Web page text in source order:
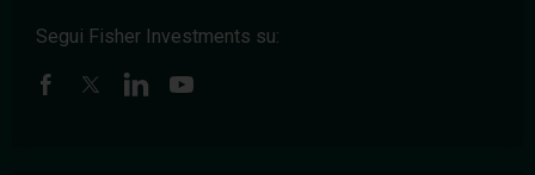
Segui Fisher Investments su: